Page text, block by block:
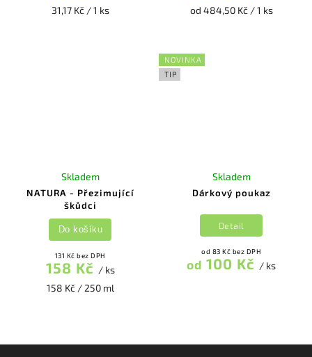
31,17 Kč / 1 ks
od 484,50 Kč / 1 ks
NATURA - Přezimující
škůdci
Skladem
131 Kč bez DPH
158 Kč / ks
158 Kč / 250 ml
Do košíku
NOVINKA
TIP
Dárkový poukaz
Skladem
od 83 Kč bez DPH
od 100 Kč / ks
Detail